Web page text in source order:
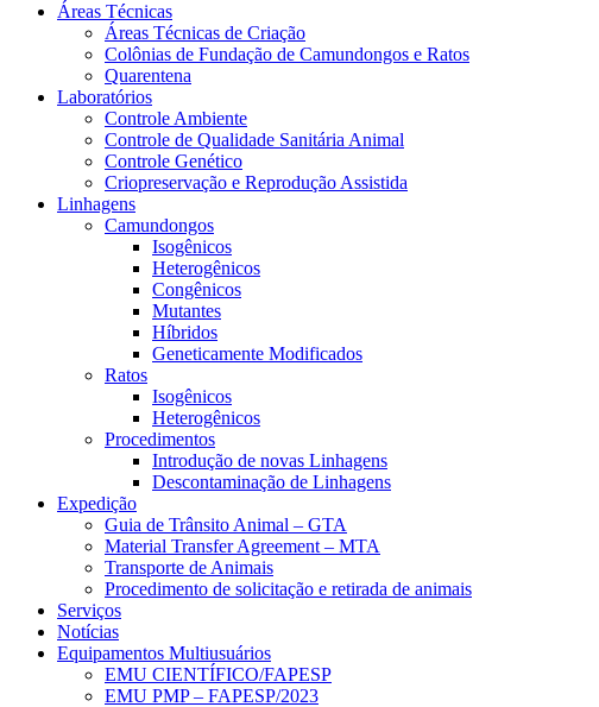
Áreas Técnicas
Áreas Técnicas de Criação
Colônias de Fundação de Camundongos e Ratos
Quarentena
Laboratórios
Controle Ambiente
Controle de Qualidade Sanitária Animal
Controle Genético
Criopreservação e Reprodução Assistida
Linhagens
Camundongos
Isogênicos
Heterogênicos
Congênicos
Mutantes
Híbridos
Geneticamente Modificados
Ratos
Isogênicos
Heterogênicos
Procedimentos
Introdução de novas Linhagens
Descontaminação de Linhagens
Expedição
Guia de Trânsito Animal – GTA
Material Transfer Agreement – MTA
Transporte de Animais
Procedimento de solicitação e retirada de animais
Serviços
Notícias
Equipamentos Multiusuários
EMU CIENTÍFICO/FAPESP
EMU PMP – FAPESP/2023